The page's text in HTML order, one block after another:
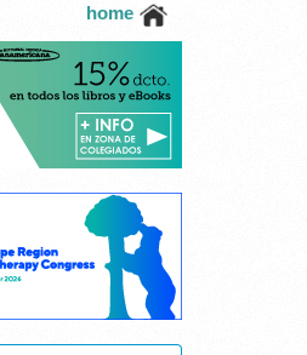
home